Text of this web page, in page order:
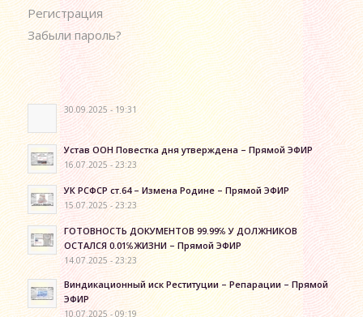
Регистрация
Забыли пароль?
30.09.2025 - 19:31
Устав ООН Повестка дня утверждена – Прямой ЭФИР
16.07.2025 - 23:23
УК РСФСР ст.64 – Измена Родине – Прямой ЭФИР
15.07.2025 - 23:23
ГОТОВНОСТЬ ДОКУМЕНТОВ 99.99℅ У ДОЛЖНИКОВ
ОСТАЛСЯ 0.01℅ЖИЗНИ – Прямой ЭФИР
14.07.2025 - 23:23
Виндикационный иск Реституции – Репарации – Прямой
ЭФИР
10.07.2025 - 09:19